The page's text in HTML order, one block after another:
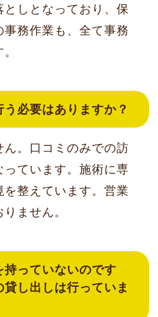
としとなっており、保
事務作業も、全て事務
必要はありますか？
ん。口コミのみでの訪
っています。施術に専
整えています。営業
ません。
持っていないのです
し出しは行っていま